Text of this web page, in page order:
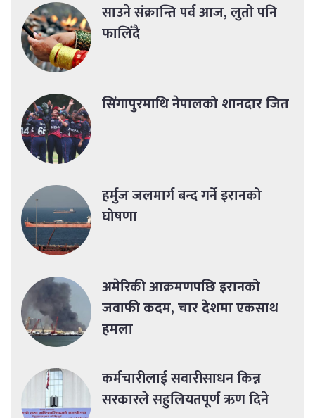
साउने संक्रान्ति पर्व आज, लुतो पनि
फालिँदै
सिंगापुरमाथि नेपालको शानदार जित
हर्मुज जलमार्ग बन्द गर्ने इरानको
घोषणा
अमेरिकी आक्रमणपछि इरानको
जवाफी कदम, चार देशमा एकसाथ
हमला
कर्मचारीलाई सवारीसाधन किन्न
सरकारले सहुलियतपूर्ण ऋण दिने